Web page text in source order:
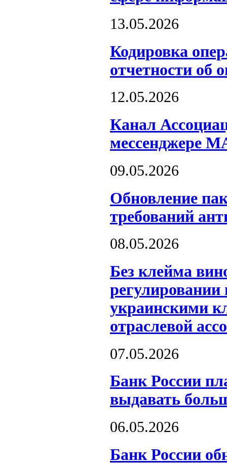
13.05.2026
Кодировка
отчетности об
12.05.2026
Канал
мессенджере
09.05.2026
Обновление
требований
08.05.2026
Без клейма
регулировании
украинскими
отраслевой
07.05.2026
Банк России
выдавать
06.05.2026
Банк России